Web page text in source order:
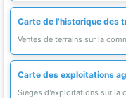
Carte de l'historique des
Ventes de terrains sur la
Carte des exploitations
Sieges d'exploitations sur la